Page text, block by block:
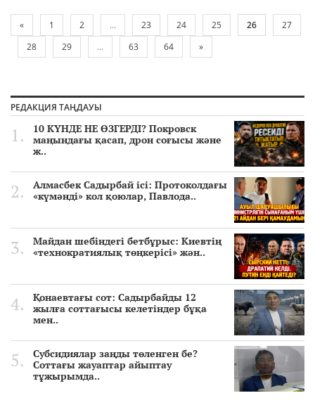
« 1 2 ... 23 24 25 26
27
28
29 ... 63 64 »
РЕДАКЦИЯ ТАҢДАУЫ
10 КҮНДЕ НЕ ӨЗГЕРДІ? Покровск
маңындағы қасап, дрон соғысы және
ж..
Алмасбек Садырбай ісі: Протоколдағы
«күмәнді» кол қоюлар, Павлода..
Майдан шебіндегі бетбұрыс: Киевтің
«технократиялық төңкерісі» жән..
Қонаевтағы сот: Садырбайды 12
жылға соттағысы келетіндер бұқа
мен..
Субсидиялар заңды төленген бе?
Соттағы жауаптар айыптау
тұжырымда..